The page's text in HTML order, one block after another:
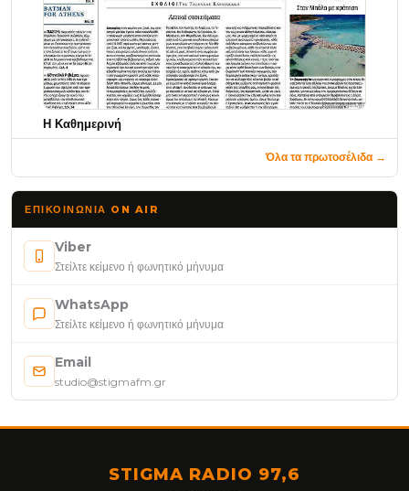
Η Καθημερινή
Όλα τα πρωτοσέλιδα →
ΕΠΙΚΟΙΝΩΝΊΑ ON AIR
Viber
Στείλτε κείμενο ή φωνητικό μήνυμα
WhatsApp
Στείλτε κείμενο ή φωνητικό μήνυμα
Email
studio@stigmafm.gr
STIGMA RADIO 97,6